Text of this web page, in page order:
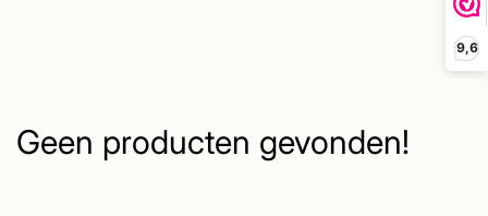
9,6
Geen producten gevonden!